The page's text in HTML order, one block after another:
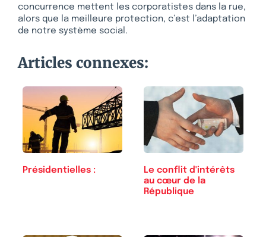
concurrence mettent les corporatistes dans la rue,
alors que la meilleure protection, c’est l’adaptation
de notre système social.
Articles connexes:
Présidentielles :
Le conflit d'intérêts
au cœur de la
République